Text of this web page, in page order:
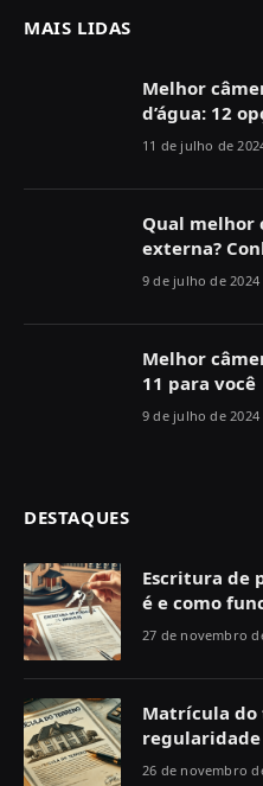
MAIS LIDAS
Melhor
d’água: 12
11 de julho de
Qual melhor
externa?
9 de julho de 2024
Melhor
11 para você
9 de julho de 2024
DESTAQUES
Escritura de
é e como
27 de novembro
Matrícula do
26 de novembro